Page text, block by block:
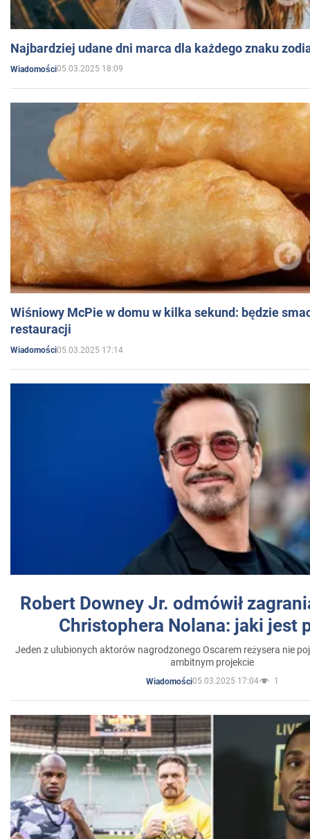
Najbardziej udane dni marca dla każdego znaku
Wiadomości05.03.2025 18:09
Wiśniowy McPie w domu w kilka sekund: będzie
restauracji
Wiadomości05.03.2025 17:14
Robert Downey Jr. odmówił
Christophera Nolana: jaki jest
Jeden z ulubionych aktorów nagrodzonego Oscarem reżysera nie
ambitnym projekcie
Wiadomości05.03.2025 17:04 1